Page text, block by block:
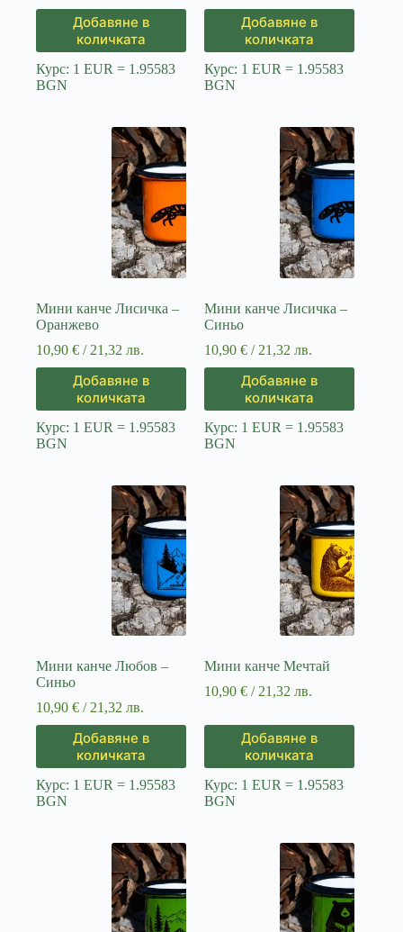
Добавяне в
количката
Курс: 1 EUR = 1.95583
BGN
Добавяне в
количката
Курс: 1 EUR = 1.95583
BGN
Мини канче Лисичка –
Оранжево
10,90 € / 21,32 лв.
Добавяне в
количката
Курс: 1 EUR = 1.95583
BGN
Мини канче Лисичка –
Синьо
10,90€ / 21,32 лв.
Добавяне в
количката
Курс: 1 EUR = 1.95583
BGN
Мини канче Любов –
Синьо
10,90 € / 21,32 лв.
Добавяне в
количката
Курс: 1 EUR = 1.95583
BGN
Мини канче Мечтай
10,90€ / 21,32 лв.
Добавяне в
количката
Курс: 1 EUR = 1.95583
BGN